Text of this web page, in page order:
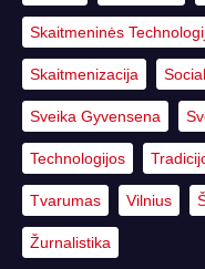
Skaitmeninės
Skaitmenizacija
Sveika Gyvensena
Technologijos
Tvarumas Vilnius
Žurnalistika